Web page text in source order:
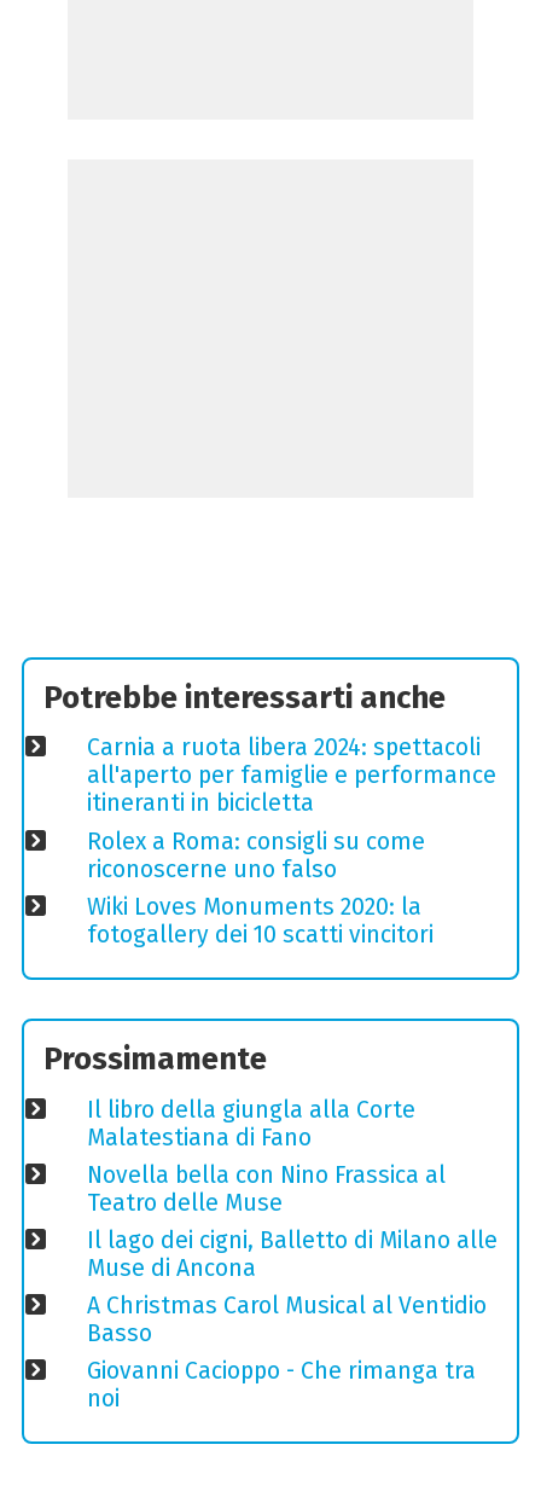
Potrebbe interessarti anche
Carnia a ruota libera 2024: spettacoli
all'aperto per famiglie e performance
itineranti in bicicletta
Rolex a Roma: consigli su come
riconoscerne uno falso
Wiki Loves Monuments 2020: la
fotogallery dei 10 scatti vincitori
Prossimamente
Il libro della giungla alla Corte
Malatestiana di Fano
Novella bella con Nino Frassica al
Teatro delle Muse
Il lago dei cigni, Balletto di Milano alle
Muse di Ancona
A Christmas Carol Musical al Ventidio
Basso
Giovanni Cacioppo - Che rimanga tra
noi